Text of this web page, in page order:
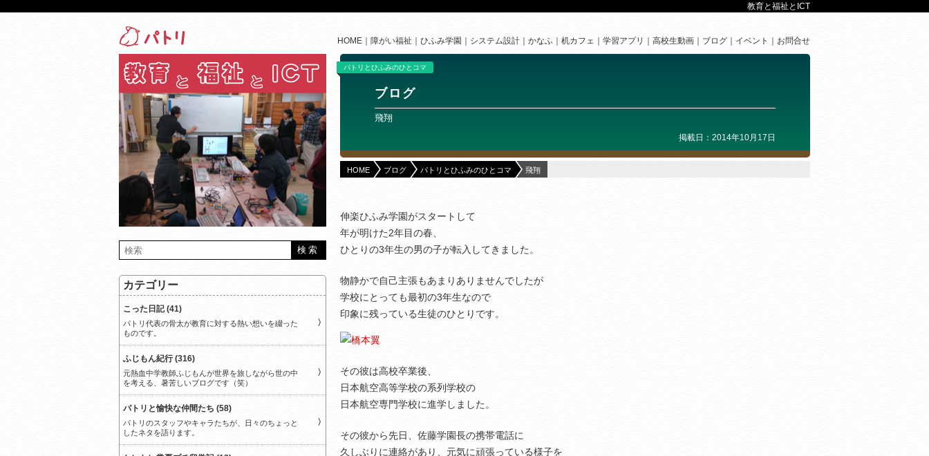
教育と福祉とICT
HOME 障がい福祉 ひふみ学園 システム設計 かなふ 机カフェ 学習アプリ 高校生動画 ブログ イベント お問合せ
パトリとひふみのひとコマ
ブログ
飛翔
掲載日：2014年10月17日
HOME ブログ パトリとひふみのひとコマ 飛翔
伸楽ひふみ学園がスタートして
年が明けた2年目の春、
ひとりの3年生の男の子が転入してきました。
物静かで自己主張もあまりありませんでしたが
学校にとっても最初の3年生なので
印象に残っている生徒のひとりです。
その彼は高校卒業後、
日本航空高等学校の系列学校の
日本航空専門学校に進学しました。
その彼から先日、佐藤学園長の携帯電話に
久しぶりに連絡があり、元気に頑張っている様子を
カテゴリー
こった日記 (41)
パトリ代表の骨太が教育に対する熱い想いを綴った
ものです。
ふじもん紀行 (316)
元熱血中学教師ふじもんが世界を旅しながら世の中
を考える、暑苦しいブログです（笑）
パトリと愉快な仲間たち (58)
パトリのスタッフやキャラたちが、日々のちょっと
したネタを語ります。